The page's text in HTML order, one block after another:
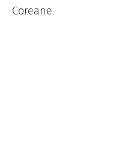
Coreane.